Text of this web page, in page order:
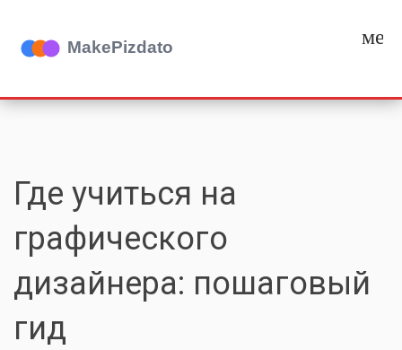
Где учиться на
графического
дизайнера: пошаговый
гид